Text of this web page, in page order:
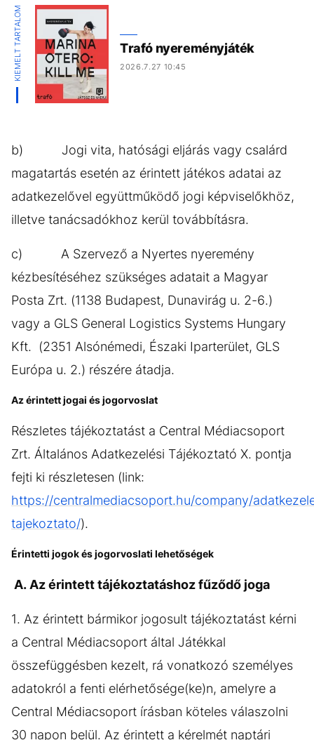
KIEMELT TARTALOM Trafó nyereményjáték
2026.7.27 10:45
b) Jogi vita, hatósági eljárás vagy csalárd
magatartás esetén az érintett játékos adatai az
adatkezelővel együttműködő jogi képviselőkhöz,
illetve tanácsadókhoz kerül továbbításra.
c) A Szervező a Nyertes nyeremény
kézbesítéséhez szükséges adatait a Magyar
Posta Zrt. (1138 Budapest, Dunavirág u. 2-6.)
vagy a GLS General Logistics Systems Hungary
Kft. (2351 Alsónémedi, Északi Iparterület, GLS
Európa u. 2.) részére átadja.
Az érintett jogai és jogorvoslat
Részletes tájékoztatást a Central Médiacsoport
Zrt. Általános Adatkezelési Tájékoztató X. pontja
fejti ki részletesen (link:
https://centralmediacsoport.hu/company/
tajekoztato/).
Érintetti jogok és jogorvoslati lehetőségek
A. Az érintett tájékoztatáshoz fűződő joga
1. Az érintett bármikor jogosult tájékoztatást kérni
a Central Médiacsoport által Játékkal
összefüggésben kezelt, rá vonatkozó személyes
adatokról a fenti elérhetősége(ke)n, amelyre a
Central Médiacsoport írásban köteles válaszolni
30 napon belül. Az érintett a kérelmét naptári